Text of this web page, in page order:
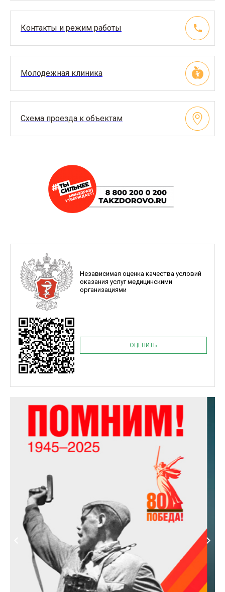
Контакты и режим работы
Молодежная клиника
Схема проезда к объектам
Независимая оценка качества условий
оказания услуг медицинскими
организациями
ОЦЕНИТЬ